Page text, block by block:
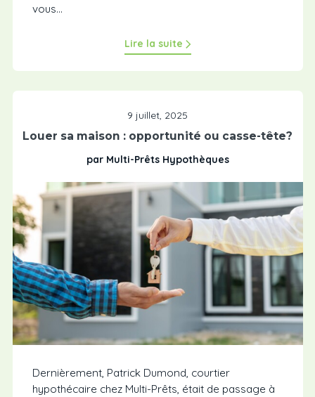
vous...
Lire la suite
9 juillet, 2025
Louer sa maison : opportunité ou casse-tête?
par Multi-Prêts Hypothèques
Dernièrement, Patrick Dumond, courtier
hypothécaire chez Multi-Prêts, était de passage à